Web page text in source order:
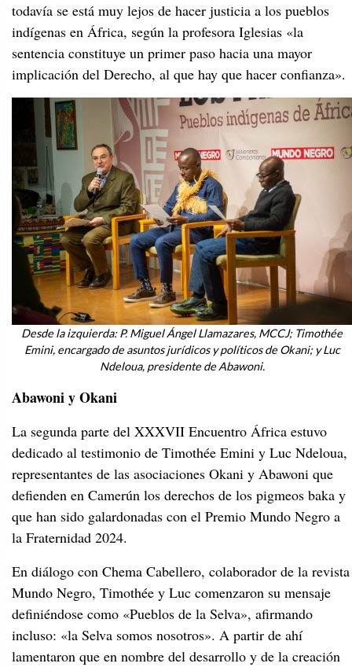
todavía se está muy lejos de hacer justicia a los pueblos
indígenas en África, según la profesora Iglesias «la
sentencia constituye un primer paso hacia una mayor
implicación del Derecho, al que hay que hacer confianza».
Desde la izquierda: P. Miguel Ángel Llamazares, MCCJ; Timothée
Emini, encargado de asuntos jurídicos y políticos de Okani; y Luc
Ndeloua, presidente de Abawoni.
Abawoni y Okani
La segunda parte del XXXVII Encuentro África estuvo
dedicado al testimonio de Timothée Emini y Luc Ndeloua,
representantes de las asociaciones Okani y Abawoni que
defienden en Camerún los derechos de los pigmeos baka y
que han sido galardonadas con el Premio Mundo Negro a
la Fraternidad 2024.
En diálogo con Chema Cabellero, colaborador de la revista
Mundo Negro, Timothée y Luc comenzaron su mensaje
definiéndose como «Pueblos de la Selva», afirmando
incluso: «la Selva somos nosotros». A partir de ahí
lamentaron que en nombre del desarrollo y de la creación